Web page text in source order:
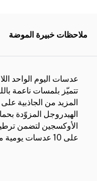
ملاحظات خبيرة الموضة
عدسات اليوم الواحد
تتميّز بلمسات ناعمة
المزيد من الجاذبية
الهيدروجل المزوّدة
الأوكسجين لتضمن
على 10 عدسات يومية متوفرة مع أو بدون درجات تصحيحية.